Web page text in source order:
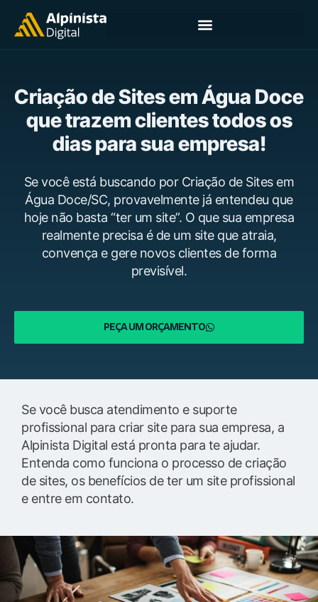
Criação de Sites em Água Doce
que trazem clientes todos os
dias para sua empresa!
Se você está buscando por Criação de Sites em
Água Doce/SC, provavelmente já entendeu que
hoje não basta “ter um site”. O que sua empresa
realmente precisa é de um site que atraia,
convença e gere novos clientes de forma
previsível.
PEÇA UM ORÇAMENTO
Se você busca atendimento e suporte
profissional para criar site para sua empresa, a
Alpinista Digital está pronta para te ajudar.
Entenda como funciona o processo de criação
de sites, os benefícios de ter um site profissional
e entre em contato.